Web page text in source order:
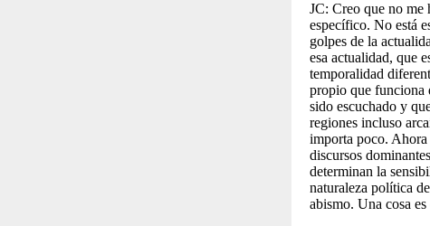
JC: Creo que no me
específico. No está
golpes de la
esa actualidad, que
temporalidad
propio que funciona
sido escuchado y
regiones incluso
importa poco.
discursos
determinan la
naturaleza política
abismo. Una cosa